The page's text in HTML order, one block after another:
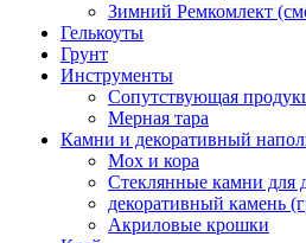
Зимний Ремкомлект
Гелькоуты
Грунт
Инструменты
Сопутствующая
Мерная тара
Камни и декоративный
Мох и кора
Стеклянные камни для
декоративный камень
Акриловые крошки